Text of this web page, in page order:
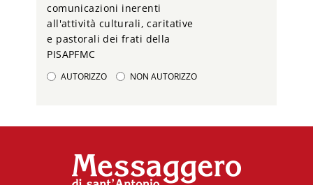
comunicazioni inerenti
all'attività culturali, caritative
e pastorali dei frati della
PISAPFMC
AUTORIZZO NON AUTORIZZO